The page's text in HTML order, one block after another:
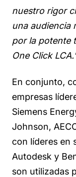
nuestro rigor
una audiencia
por la potente
One Click
En conjunto,
empresas
Siemens
Johnson,
con líderes en
Autodesk y
son utilizadas